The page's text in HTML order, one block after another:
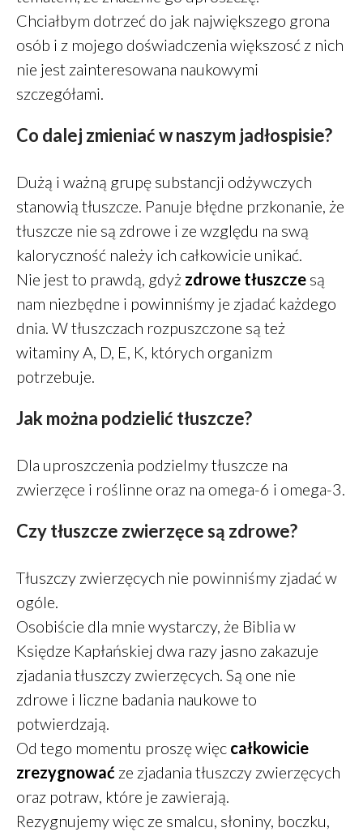
pieniądze
Klarowany-Masło klarowane
GHEE
PiotrŻ-Ilość posiłków w ciągu
Alicja Reiman Miód zamiast
grudzień 2025
maj 2022
marzec 2022
styczeń 2022
sierpień 2021
czerwiec 2021
luty 2021
grudzień 2020
październik 2020
sierpień 2020
lipiec 2020
maj 2020
styczeń 2020
grudzień 2019
październik 2019
wrzesień 2019
Chciałbym dotrzeć do jak największego grona
osób i z mojego doświadczenia większosć z nich
nie jest zainteresowana naukowymi
szczegółami.
Co dalej zmieniać w naszym jadłospisie?
Dużą i ważną grupę substancji odżywczych
stanowią tłuszcze. Panuje błędne przkonanie, że
tłuszcze nie są zdrowe i ze względu na swą
kaloryczność należy ich całkowicie unikać.
Nie jest to prawdą, gdyż zdrowe tłuszcze są
nam niezbędne i powinniśmy je zjadać każdego
dnia. W tłuszczach rozpuszczone są też
witaminy A, D, E, K, których organizm
potrzebuje.
Jak można podzielić tłuszcze?
Dla uproszczenia podzielmy tłuszcze na
zwierzęce i roślinne oraz na omega-6 i omega-3.
Czy tłuszcze zwierzęce są zdrowe?
Tłuszczy zwierzęcych nie powinniśmy zjadać w
ogóle.
Osobiście dla mnie wystarczy, że Biblia w
Księdze Kapłańskiej dwa razy jasno zakazuje
zjadania tłuszczy zwierzęcych. Są one nie
zdrowe i liczne badania naukowe to
potwierdzają.
Od tego momentu proszę więc całkowicie
zrezygnować ze zjadania tłuszczy zwierzęcych
oraz potraw, które je zawierają.
Rezygnujemy więc ze smalcu, słoniny, boczku,